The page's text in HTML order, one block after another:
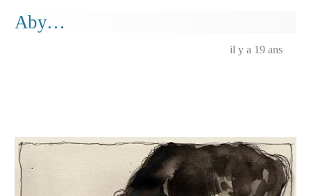
Aby…
il y a 19 ans